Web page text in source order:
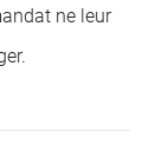
ne leur